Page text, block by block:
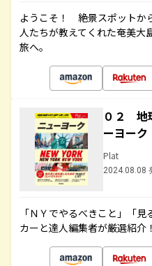
ようこそ！ 絶景スポットか
人たちが教えてくれた奄美大
旅へ。
０２ 地
ーヨーク
Plat
2024.08.08
「ＮＹでやるべきこと」「
カーと達人編集者が厳選紹介